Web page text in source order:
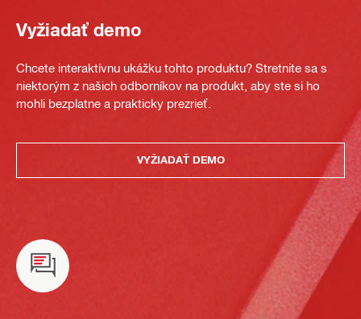
Vyžiadať demo
Chcete interaktívnu ukážku tohto produktu? Stretnite sa s
niektorým z našich odborníkov na produkt, aby ste si ho
mohli bezplatne a prakticky prezrieť.
VYŽIADAŤ DEMO